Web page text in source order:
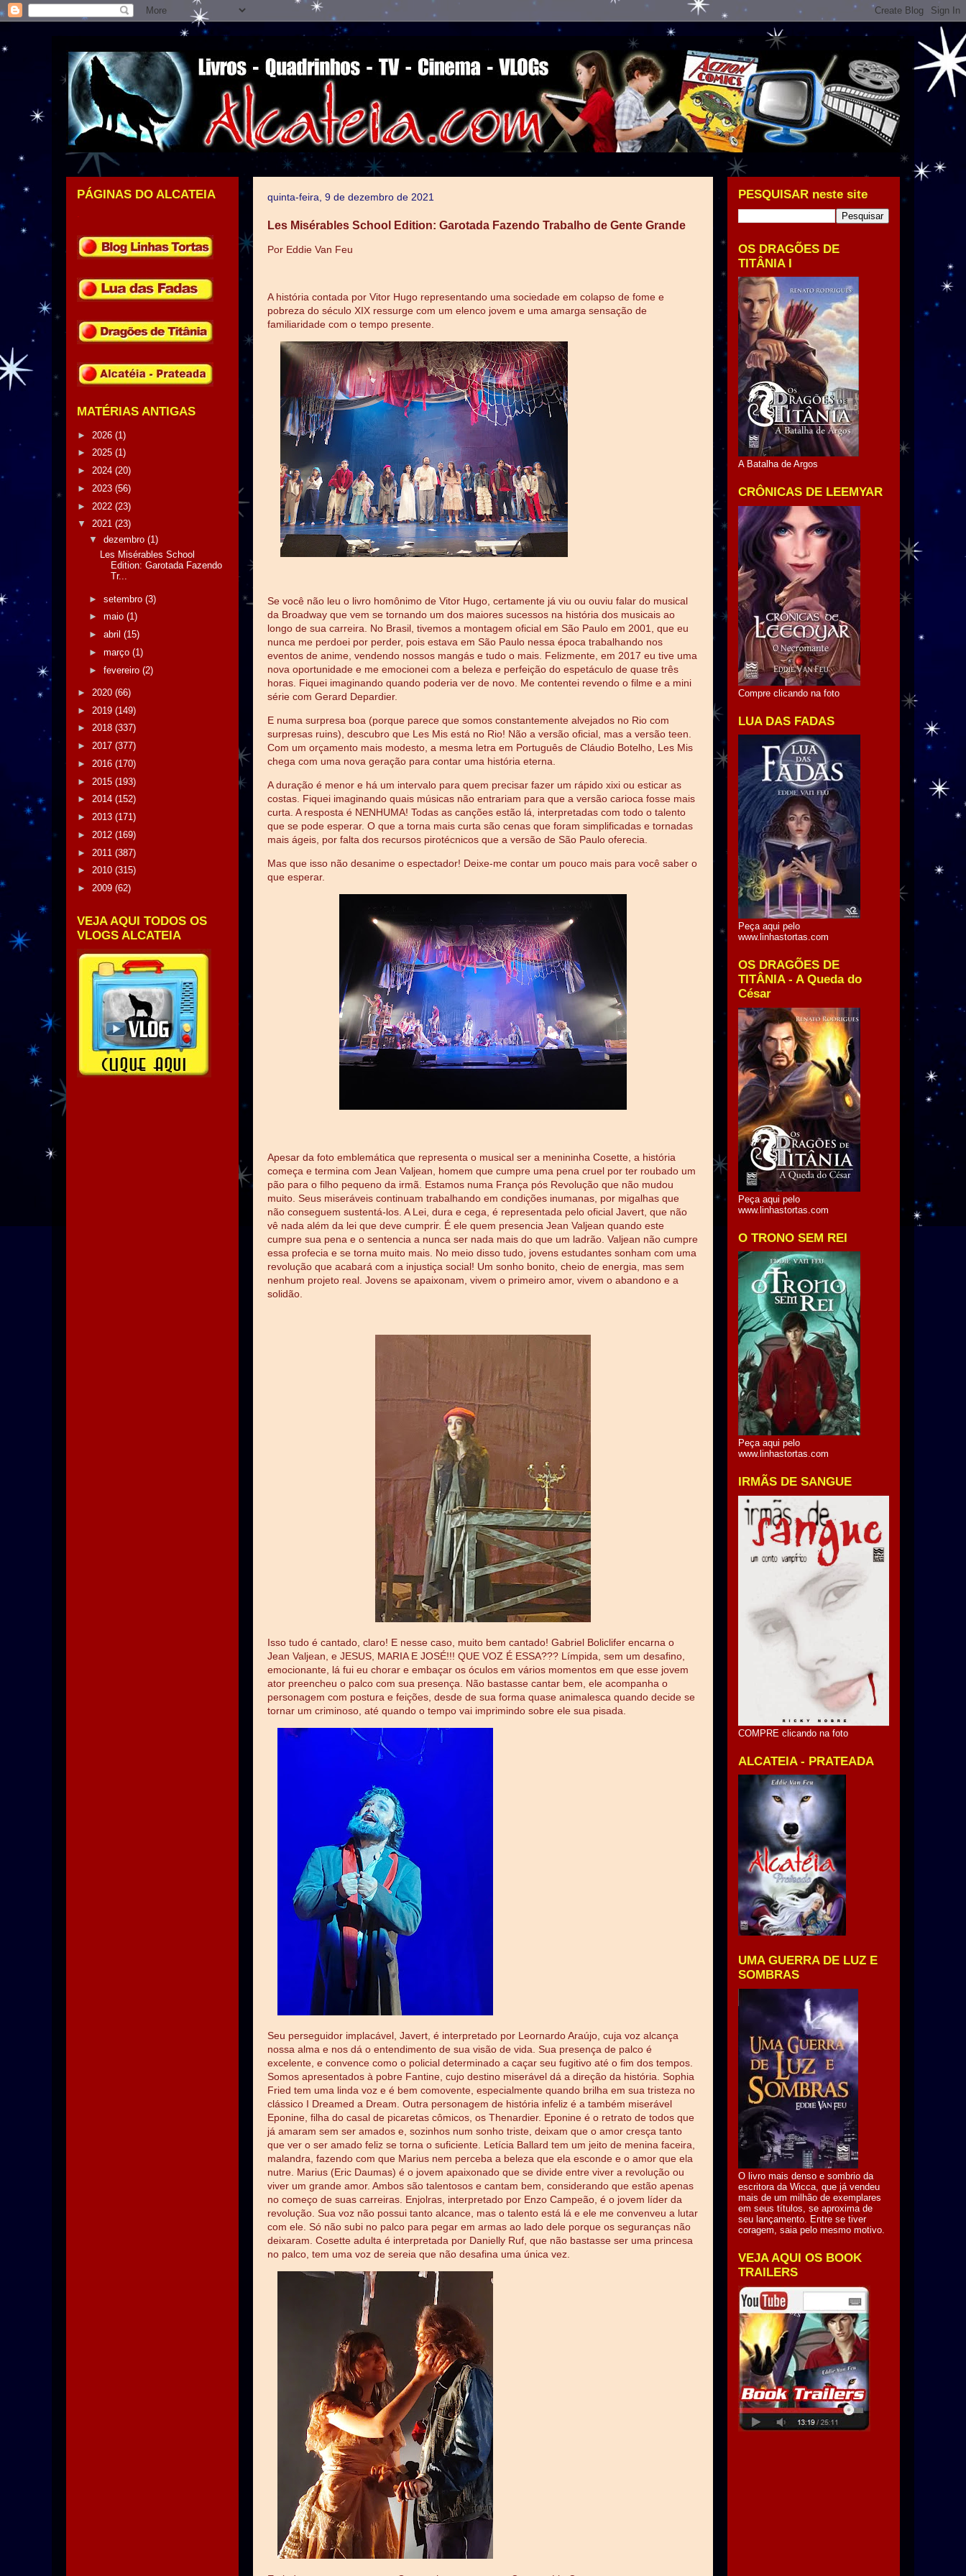
quinta-feira, 9 de dezembro de 2021
Les Misérables School Edition: Garotada Fazendo Trabalho de Gente Grande
Por Eddie Van Feu
A história contada por Vitor Hugo representando uma sociedade em colapso de fome e
pobreza do século XIX ressurge com um elenco jovem e uma amarga sensação de
familiaridade com o tempo presente.
Se você não leu o livro homônimo de Vitor Hugo, certamente já viu ou ouviu falar do musical
da Broadway que vem se tornando um dos maiores sucessos na história dos musicais ao
longo de sua carreira. No Brasil, tivemos a montagem oficial em São Paulo em 2001, que eu
nunca me perdoei por perder, pois estava em São Paulo nessa época trabalhando nos
eventos de anime, vendendo nossos mangás e tudo o mais. Felizmente, em 2017 eu tive uma
nova oportunidade e me emocionei com a beleza e perfeição do espetáculo de quase três
horas. Fiquei imaginando quando poderia ver de novo. Me contentei revendo o filme e a mini
série com Gerard Depardier.
E numa surpresa boa (porque parece que somos constantemente alvejados no Rio com
surpresas ruins), descubro que Les Mis está no Rio! Não a versão oficial, mas a versão teen.
Com um orçamento mais modesto, a mesma letra em Português de Cláudio Botelho, Les Mis
chega com uma nova geração para contar uma história eterna.
A duração é menor e há um intervalo para quem precisar fazer um rápido xixi ou esticar as
costas. Fiquei imaginando quais músicas não entrariam para que a versão carioca fosse mais
curta. A resposta é NENHUMA! Todas as canções estão lá, interpretadas com todo o talento
que se pode esperar. O que a torna mais curta são cenas que foram simplificadas e tornadas
mais ágeis, por falta dos recursos pirotécnicos que a versão de São Paulo oferecia.
Mas que isso não desanime o espectador! Deixe-me contar um pouco mais para você saber o
que esperar.
Apesar da foto emblemática que representa o musical ser a menininha Cosette, a história
começa e termina com Jean Valjean, homem que cumpre uma pena cruel por ter roubado um
pão para o filho pequeno da irmã. Estamos numa França pós Revolução que não mudou
muito. Seus miseráveis continuam trabalhando em condições inumanas, por migalhas que
não conseguem sustentá-los. A Lei, dura e cega, é representada pelo oficial Javert, que não
vê nada além da lei que deve cumprir. É ele quem presencia Jean Valjean quando este
cumpre sua pena e o sentencia a nunca ser nada mais do que um ladrão. Valjean não cumpre
essa profecia e se torna muito mais. No meio disso tudo, jovens estudantes sonham com uma
revolução que acabará com a injustiça social! Um sonho bonito, cheio de energia, mas sem
nenhum projeto real. Jovens se apaixonam, vivem o primeiro amor, vivem o abandono e a
solidão.
Isso tudo é cantado, claro! E nesse caso, muito bem cantado! Gabriel Boliclifer encarna o
Jean Valjean, e JESUS, MARIA E JOSÉ!!! QUE VOZ É ESSA??? Límpida, sem um desafino,
emocionante, lá fui eu chorar e embaçar os óculos em vários momentos em que esse jovem
ator preencheu o palco com sua presença. Não bastasse cantar bem, ele acompanha o
personagem com postura e feições, desde de sua forma quase animalesca quando decide se
tornar um criminoso, até quando o tempo vai imprimindo sobre ele sua pisada.
Seu perseguidor implacável, Javert, é interpretado por Leornardo Araújo, cuja voz alcança
nossa alma e nos dá o entendimento de sua visão de vida. Sua presença de palco é
excelente, e convence como o policial determinado a caçar seu fugitivo até o fim dos tempos.
Somos apresentados à pobre Fantine, cujo destino miserável dá a direção da história. Sophia
Fried tem uma linda voz e é bem comovente, especialmente quando brilha em sua tristeza no
clássico I Dreamed a Dream. Outra personagem de história infeliz é a também miserável
Eponine, filha do casal de picaretas cômicos, os Thenardier. Eponine é o retrato de todos que
já amaram sem ser amados e, sozinhos num sonho triste, deixam que o amor cresça tanto
que ver o ser amado feliz se torna o suficiente. Letícia Ballard tem um jeito de menina faceira,
malandra, fazendo com que Marius nem perceba a beleza que ela esconde e o amor que ela
nutre. Marius (Eric Daumas) é o jovem apaixonado que se divide entre viver a revolução ou
viver um grande amor. Ambos são talentosos e cantam bem, considerando que estão apenas
no começo de suas carreiras. Enjolras, interpretado por Enzo Campeão, é o jovem líder da
revolução. Sua voz não possui tanto alcance, mas o talento está lá e ele me convenveu a lutar
com ele. Só não subi no palco para pegar em armas ao lado dele porque os seguranças não
deixaram. Cosette adulta é interpretada por Danielly Ruf, que não bastasse ser uma princesa
no palco, tem uma voz de sereia que não desafina uma única vez.
PÁGINAS DO ALCATEIA
MATÉRIAS ANTIGAS
► 2026 (1)
► 2025 (1)
► 2024 (20)
► 2023 (56)
► 2022 (23)
▼ 2021 (23)
▼ dezembro (1)
Les Misérables School
Edition: Garotada Fazendo
Tr...
► setembro (3)
► maio (1)
► abril (15)
► março (1)
► fevereiro (2)
► 2020 (66)
► 2019 (149)
► 2018 (337)
► 2017 (377)
► 2016 (170)
► 2015 (193)
► 2014 (152)
► 2013 (171)
► 2012 (169)
► 2011 (387)
► 2010 (315)
► 2009 (62)
VEJA AQUI TODOS OS
VLOGS ALCATEIA
PESQUISAR neste site
OS DRAGÕES DE
TITÂNIA I
A Batalha de Argos
CRÔNICAS DE LEEMYAR
Compre clicando na foto
LUA DAS FADAS
Peça aqui pelo
www.linhastortas.com
OS DRAGÕES DE
TITÂNIA - A Queda do
César
Peça aqui pelo
www.linhastortas.com
O TRONO SEM REI
Peça aqui pelo
www.linhastortas.com
IRMÃS DE SANGUE
COMPRE clicando na foto
ALCATEIA - PRATEADA
UMA GUERRA DE LUZ E
SOMBRAS
O livro mais denso e sombrio da
escritora da Wicca, que já vendeu
mais de um milhão de exemplares
em seus títulos, se aproxima de
seu lançamento. Entre se tiver
coragem, saia pelo mesmo motivo.
VEJA AQUI OS BOOK
TRAILERS